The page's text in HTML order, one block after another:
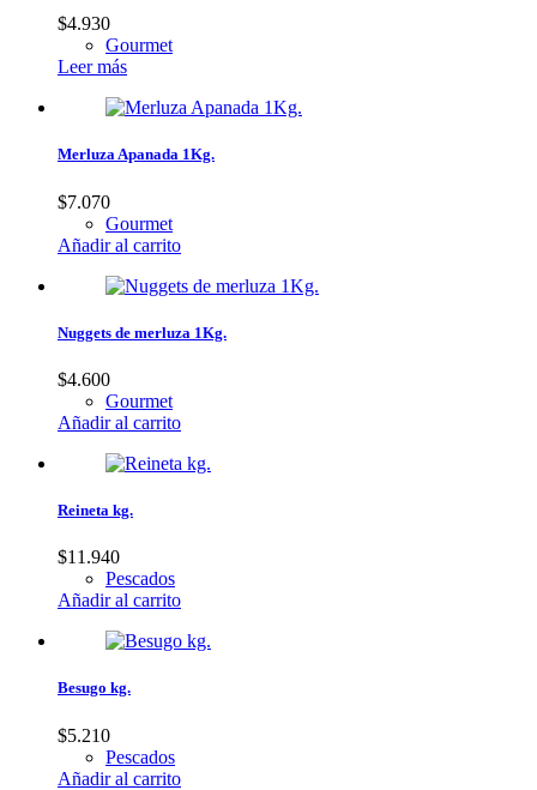
$4.930
Gourmet
Leer más
Merluza Apanada 1Kg.
$7.070
Gourmet
Añadir al carrito
Nuggets de merluza 1Kg.
$4.600
Gourmet
Añadir al carrito
Reineta kg.
$11.940
Pescados
Añadir al carrito
Besugo kg.
$5.210
Pescados
Añadir al carrito